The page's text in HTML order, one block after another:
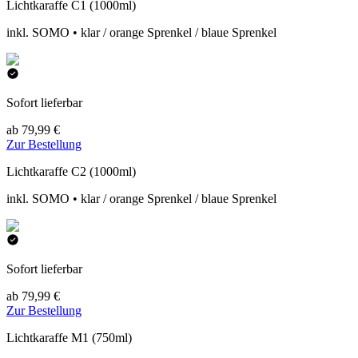
Lichtkaraffe C1 (1000ml)
inkl. SOMO • klar / orange Sprenkel / blaue Sprenkel
Sofort lieferbar
ab 79,99 €
Zur Bestellung
Lichtkaraffe C2 (1000ml)
inkl. SOMO • klar / orange Sprenkel / blaue Sprenkel
Sofort lieferbar
ab 79,99 €
Zur Bestellung
Lichtkaraffe M1 (750ml)